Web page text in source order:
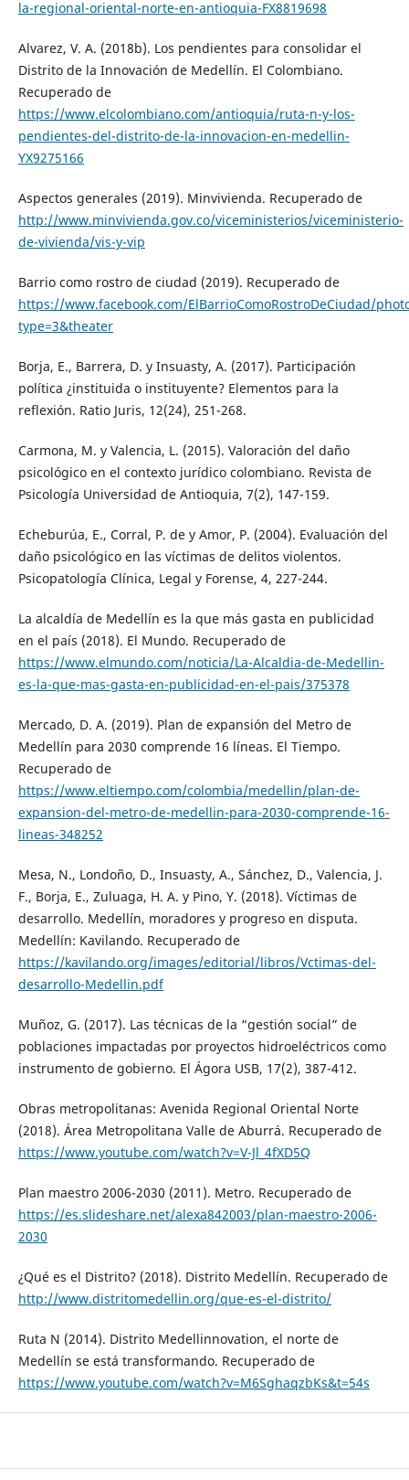
la-regional-oriental-norte-en-antioquia-FX8819698
Alvarez, V. A. (2018b). Los pendientes para consolidar el
Distrito de la Innovación de Medellín. El Colombiano.
Recuperado de
https://www.elcolombiano.com/antioquia/ruta-n-y-los-
pendientes-del-distrito-de-la-innovacion-en-medellin-
YX9275166
Aspectos generales (2019). Minvivienda. Recuperado de
http://www.minvivienda.gov.co/viceministerios/viceministerio-
de-vivienda/vis-y-vip
Barrio como rostro de ciudad (2019). Recuperado de
https://www.facebook.com/ElBarrioComoRostroDeCiudad/
type=3&theater
Borja, E., Barrera, D. y Insuasty, A. (2017). Participación
política ¿instituida o instituyente? Elementos para la
reflexión. Ratio Juris, 12(24), 251-268.
Carmona, M. y Valencia, L. (2015). Valoración del daño
psicológico en el contexto jurídico colombiano. Revista de
Psicología Universidad de Antioquia, 7(2), 147-159.
Echeburúa, E., Corral, P. de y Amor, P. (2004). Evaluación del
daño psicológico en las víctimas de delitos violentos.
Psicopatología Clínica, Legal y Forense, 4, 227-244.
La alcaldía de Medellín es la que más gasta en publicidad
en el país (2018). El Mundo. Recuperado de
https://www.elmundo.com/noticia/La-Alcaldia-de-Medellin-
es-la-que-mas-gasta-en-publicidad-en-el-pais/375378
Mercado, D. A. (2019). Plan de expansión del Metro de
Medellín para 2030 comprende 16 líneas. El Tiempo.
Recuperado de
https://www.eltiempo.com/colombia/medellin/plan-de-
expansion-del-metro-de-medellin-para-2030-comprende-16-
lineas-348252
Mesa, N., Londoño, D., Insuasty, A., Sánchez, D., Valencia, J.
F., Borja, E., Zuluaga, H. A. y Pino, Y. (2018). Víctimas de
desarrollo. Medellín, moradores y progreso en disputa.
Medellín: Kavilando. Recuperado de
https://kavilando.org/images/editorial/libros/Vctimas-del-
desarrollo-Medellin.pdf
Muñoz, G. (2017). Las técnicas de la “gestión social” de
poblaciones impactadas por proyectos hidroeléctricos como
instrumento de gobierno. El Ágora USB, 17(2), 387-412.
Obras metropolitanas: Avenida Regional Oriental Norte
(2018). Área Metropolitana Valle de Aburrá. Recuperado de
https://www.youtube.com/watch?v=V-Jl_4fXD5Q
Plan maestro 2006-2030 (2011). Metro. Recuperado de
https://es.slideshare.net/alexa842003/plan-maestro-2006-
2030
¿Qué es el Distrito? (2018). Distrito Medellín. Recuperado de
http://www.distritomedellin.org/que-es-el-distrito/
Ruta N (2014). Distrito Medellinnovation, el norte de
Medellín se está transformando. Recuperado de
https://www.youtube.com/watch?v=M6SghaqzbKs&t=54s